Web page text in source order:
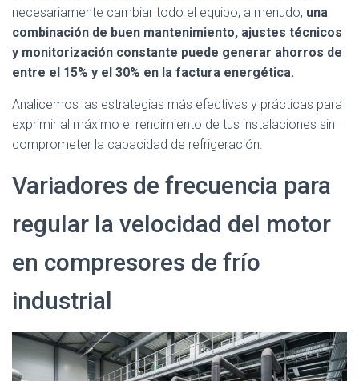
necesariamente cambiar todo el equipo; a menudo, una
combinación de buen mantenimiento, ajustes técnicos
y monitorización constante puede generar ahorros de
entre el 15% y el 30% en la factura energética.
Analicemos las estrategias más efectivas y prácticas para
exprimir al máximo el rendimiento de tus instalaciones sin
comprometer la capacidad de refrigeración.
Variadores de frecuencia para
regular la velocidad del motor
en compresores de frío
industrial